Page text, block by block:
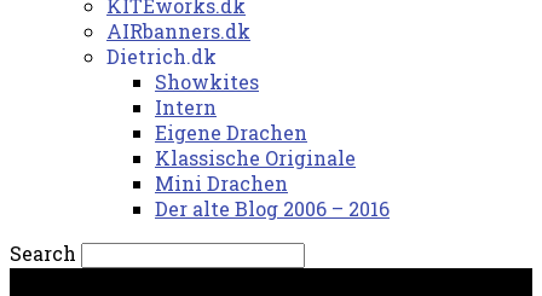
KITEworks.dk
AIRbanners.dk
Dietrich.dk
Showkites
Intern
Eigene Drachen
Klassische Originale
Mini Drachen
Der alte Blog 2006 – 2016
Search